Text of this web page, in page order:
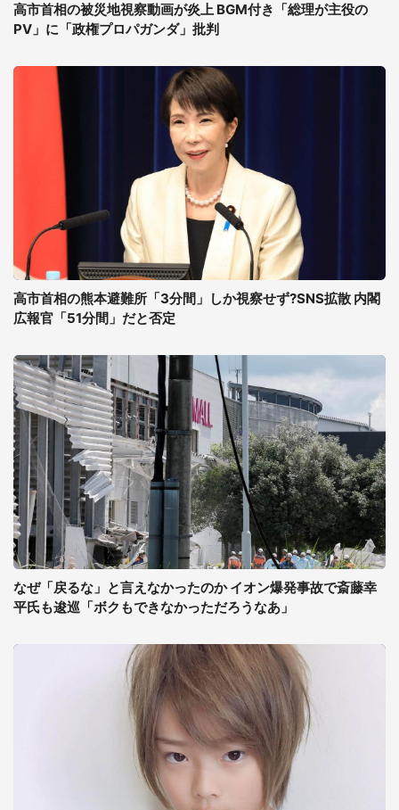
高市首相の被災地視察動画が炎上 BGM付き「総理が主役の
PV」に「政権プロパガンダ」批判
高市首相の熊本避難所「3分間」しか視察せず?SNS拡散 内閣
広報官「51分間」だと否定
なぜ「戻るな」と言えなかったのか イオン爆発事故で斎藤幸
平氏も逡巡「ボクもできなかっただろうなあ」